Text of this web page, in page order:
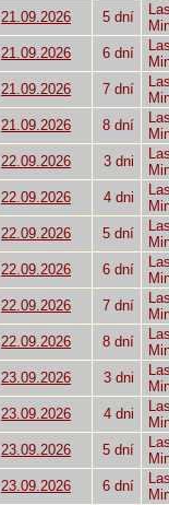
21.09.2026
5 dní
21.09.2026
6 dní
21.09.2026
7 dní
21.09.2026
8 dní
22.09.2026
3 dni
22.09.2026
4 dni
22.09.2026
5 dní
22.09.2026
6 dní
22.09.2026
7 dní
22.09.2026
8 dní
23.09.2026
3 dni
23.09.2026
4 dni
23.09.2026
5 dní
23.09.2026
6 dní